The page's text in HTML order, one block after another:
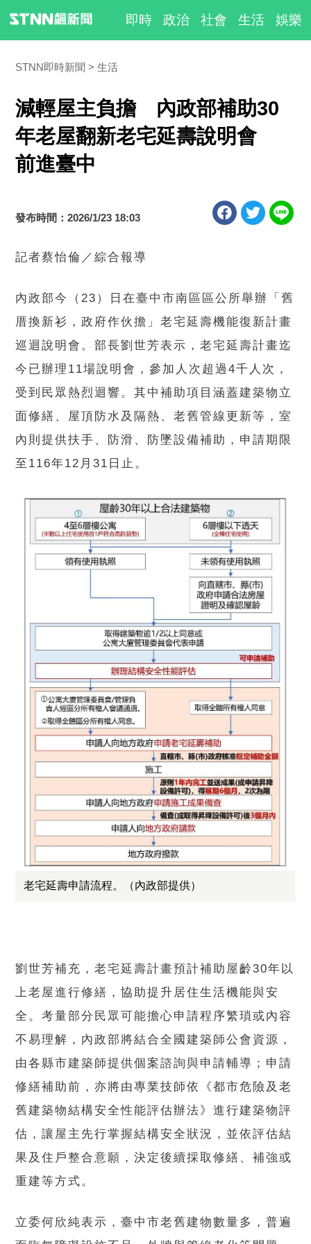
即時 政治 社會 生活 娛樂
STNN即時新聞 生活
減輕屋主負擔 內政部補助30
年老屋翻新老宅延壽說明會
前進臺中
發布時間：2026/1/23 18:03
記者蔡怡倫／綜合報導
內政部今（23）日在臺中市南區區公所舉辦「舊
厝換新衫，政府作伙擔」老宅延壽機能復新計畫
巡迴說明會。部長劉世芳表示，老宅延壽計畫迄
今已辦理11場說明會，參加人次超過4千人次，
受到民眾熱烈迴響。其中補助項目涵蓋建築物立
面修繕、屋頂防水及隔熱、老舊管線更新等，室
內則提供扶手、防滑、防墜設備補助，申請期限
至116年12月31日止。
老宅延壽申請流程。（內政部提供）
劉世芳補充，老宅延壽計畫預計補助屋齡30年以
上老屋進行修繕，協助提升居住生活機能與安
全。考量部分民眾可能擔心申請程序繁瑣或內容
不易理解，內政部將結合全國建築師公會資源，
由各縣市建築師提供個案諮詢與申請輔導；申請
修繕補助前，亦將由專業技師依《都市危險及老
舊建築物結構安全性能評估辦法》進行建築物評
估，讓屋主先行掌握結構安全狀況，並依評估結
果及住戶整合意願，決定後續採取修繕、補強或
重建等方式。
立委何欣純表示，臺中市老舊建物數量多，普遍